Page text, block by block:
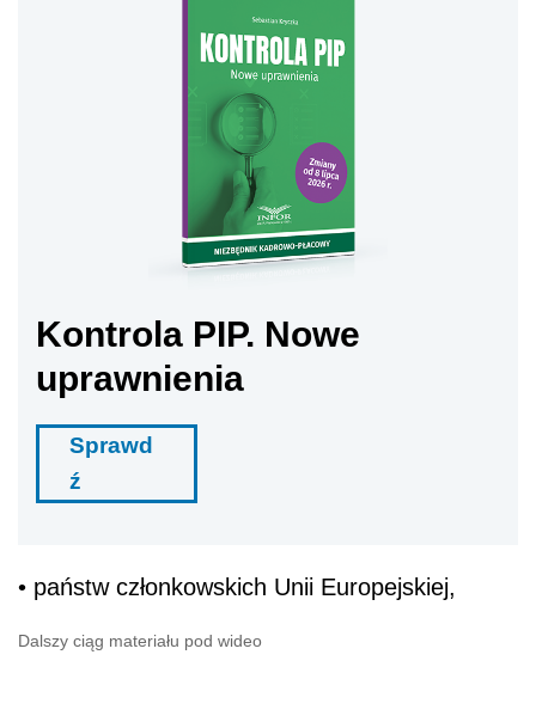
Kontrola PIP. Nowe
uprawnienia
Sprawd
ź
• państw członkowskich Unii Europejskiej,
Dalszy ciąg materiału pod wideo